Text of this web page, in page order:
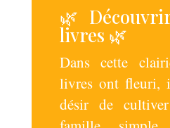
🌿
livres 🌿
Dans cette
livres ont fleuri,
désir de